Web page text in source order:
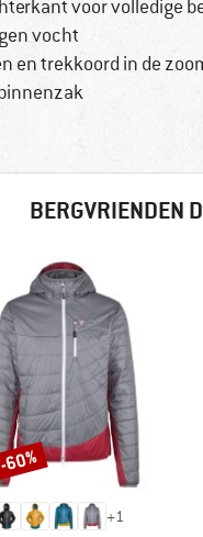
voor volledige
vocht
en trekkoord in de
BERGVRIENDEN
+1